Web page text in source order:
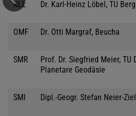
KLL Dr. Karl-Heinz Löbel, TU
OMF Dr. Otti Margraf, Beucha
SMR
Prof. Dr. Siegfried Meier,
Planetare Geodäsie
SMI Dipl.-Geogr. Stefan Neier-